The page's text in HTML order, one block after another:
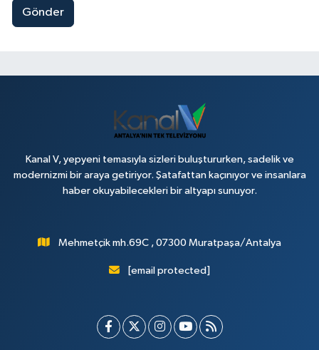
Gönder
Kanal V, yepyeni temasıyla sizleri buluştururken, sadelik ve
modernizmi bir araya getiriyor. Şatafattan kaçınıyor ve insanlara
haber okuyabilecekleri bir altyapı sunuyor.
Mehmetçik mh.69C , 07300 Muratpaşa/Antalya
[email protected]